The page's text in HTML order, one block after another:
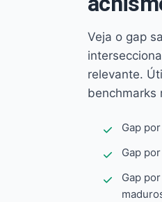
Veja o gap
relevante.
benchmarks
Gap
Gap
Gap